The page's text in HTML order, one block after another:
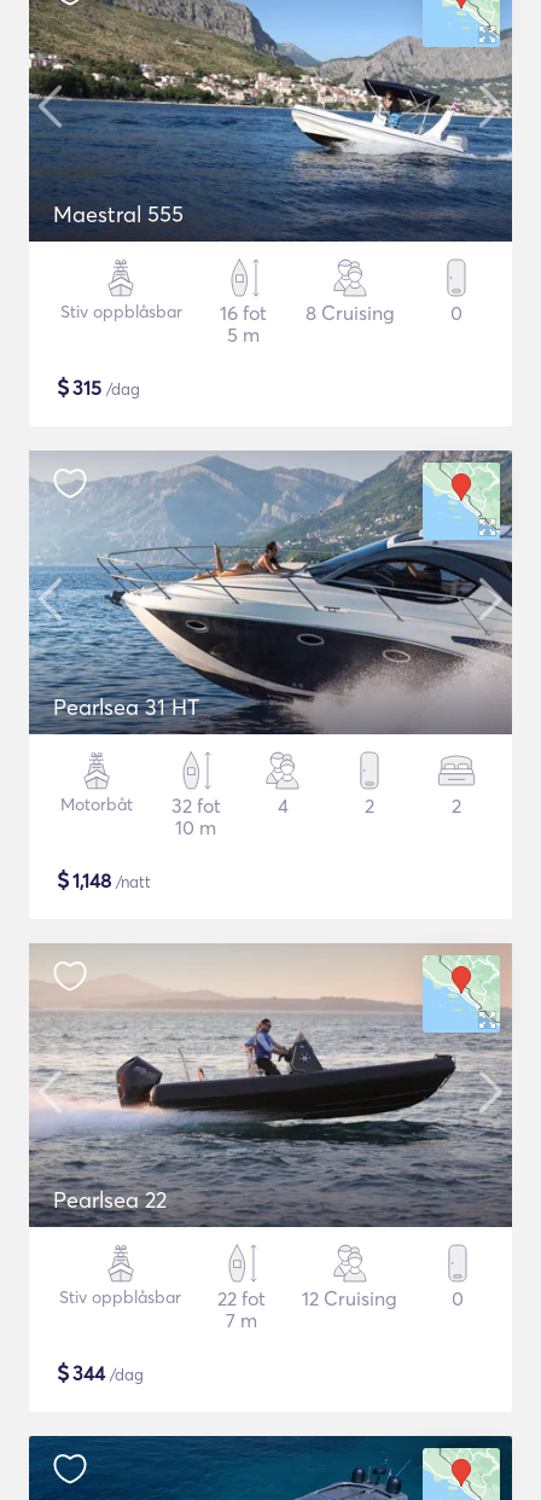
Maestral 555
Stiv oppblåsbar
16 fot
5 m
8 Cruising 0
$315 /dag
Pearlsea 31 HT
Motorbåt
32 fot
10 m
4 2 2
$1,148 /natt
Pearlsea 22
Stiv oppblåsbar
22 fot
7 m
12 Cruising 0
$344/dag